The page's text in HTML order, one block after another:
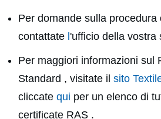
Per domande sulla procedura
contattate l'ufficio della vostra
Per maggiori informazioni sul
Standard , visitate il sito
cliccate qui per un elenco di
certificate RAS .